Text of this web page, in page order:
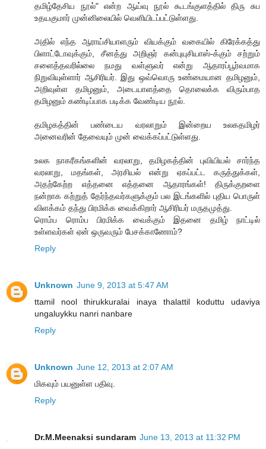
தமிழ்தேசிய நூல்" என்ற ஆய்வு நூல் கூடங்குளத்தில் திரு சுப
உதயகுமார் முன்னிலையில் வெளியிடப்பட்டுள்ளது.
அதில் எந்த ஆராய்சியாளரும் வியக்கும் வகையில் கிரேக்கத்து
பிளாட்டோவுக்கும், சீனத்து அறிஞர் கன்புயுசியாஸ்-க்கும் சற்றும்
சளைத்தவரில்லை நமது வள்ளுவர் என்று ஆதாரப்பூர்வமாக
நிறுவியுள்ளார் ஆசிரியர். இது ஒவ்வொரு உண்மையான தமிழனும்,
அறிவுள்ள தமிழனும், அடையாளத்தை தொலைக்க விரும்பாத
தமிழனும் கண்டிப்பாக படிக்க வேண்டிய நூல்.
தமிழகத்தின் பண்டைய வரலாறும் இன்றைய உலகதமிழர்
அனைவரின் தேவையும் முன் வைக்கப்பட்டுள்ளது.
உலக நாகரீகங்களின் வரலாறு, தமிழகத்தின் புவியியல் சார்ந்த
வரலாறு, மதங்கள், அரசியல் என்று ஏகப்பட்ட கருத்துக்கள்,
அதற்கேற்ற எத்தனை எத்தனை ஆதாரங்கள்! திருக்குறளை
நன்றாக கற்றுத் தேர்ந்தவர்களுக்கும் பல இடங்களில் புதிய பொருள்
விளக்கம் தந்து பிரமிக்க வைக்கிறார் ஆசிரியர் மருதமுத்து.
ரொம்ப ரொம்ப பிரமிக்க வைக்கும் இதனை தமிழ் நாட்டில்
உள்ளவர்கள் ஏன் ஒருவரும் பேசக்காணோம்?
Reply
Unknown June 9, 2013 at 5:47 AM
ttamil nool thirukkuralai inaya thalattil koduttu udaviya
ungaluykku nanri nanbare
Reply
Unknown June 12, 2013 at 2:07 AM
மிகவும் பயனுள்ள பதிவு.
Reply
Dr.M.Meenaksi sundaram June 13, 2013 at 11:32 PM